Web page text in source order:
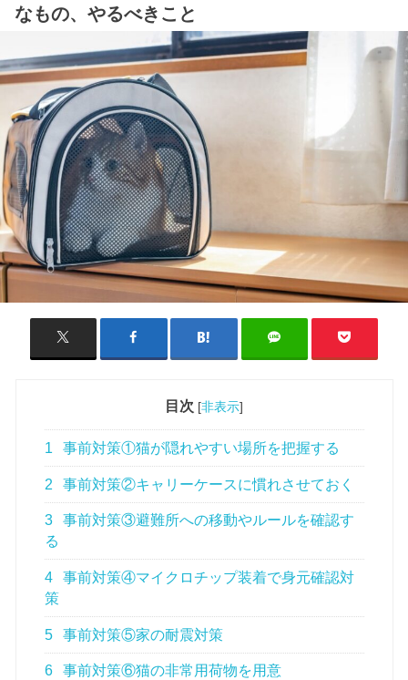
なもの、やるべきこと
目次 [非表示]
1 事前対策①猫が隠れやすい場所を把握する
2 事前対策②キャリーケースに慣れさせておく
3
事前対策③避難所への移動やルールを確認す
る
4
事前対策④マイクロチップ装着で身元確認対
策
5 事前対策⑤家の耐震対策
6 事前対策⑥猫の非常用荷物を用意